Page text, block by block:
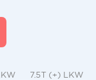
7.5T (+) LKW